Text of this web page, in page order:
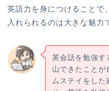
英語力を身につけることで
入れられるのは大きな魅力
英会話を勉強す
山できたことが
ムステイをした